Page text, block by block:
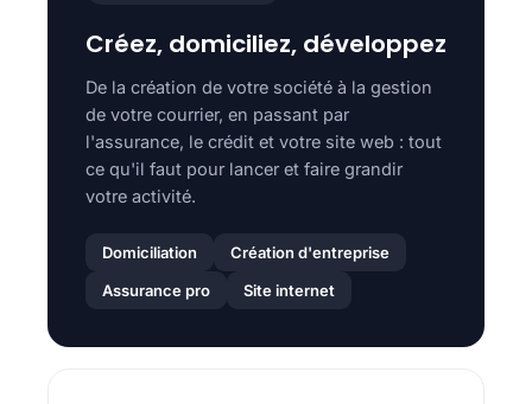
Créez, domiciliez, développez
De la création de votre société à la gestion
de votre courrier, en passant par
l'assurance, le crédit et votre site web : tout
ce qu'il faut pour lancer et faire grandir
votre activité.
Domiciliation
Création d'entreprise
Assurance pro
Site internet